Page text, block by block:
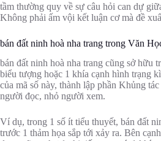
tầm thường quy về sự câu hỏi can dự
Không phải ấm vội kết luận cơ mà đề
bán đất ninh hoà nha trang trong Văn
bán đất ninh hoà nha trang cũng sở hữu
biểu tượng hoặc 1 khía cạnh hình trạng
của mã số này, thành lập phần Khủng
người đọc, nhỏ người xem.
Ví dụ, trong 1 số ít tiểu thuyết, bán đất
trước 1 thảm họa sắp tới xảy ra. Bên